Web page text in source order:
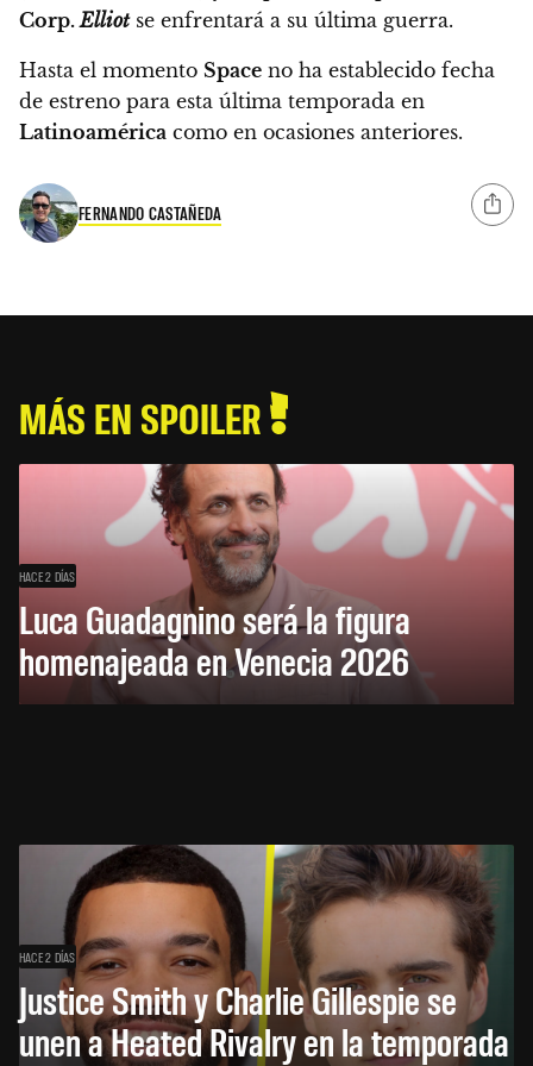
Corp.Elliotse enfrentará a su última guerra.
Hasta el momento Space no ha establecido fecha
de estreno para esta última temporada en
Latinoamérica como en ocasiones anteriores.
FERNANDO CASTAÑEDA
MÁS EN SPOILER
HACE 2 DÍAS
Luca Guadagnino será la figura
homenajeada en Venecia 2026
HACE 2 DÍAS
Justice Smith y Charlie Gillespie se
unen a Heated Rivalry en la temporada